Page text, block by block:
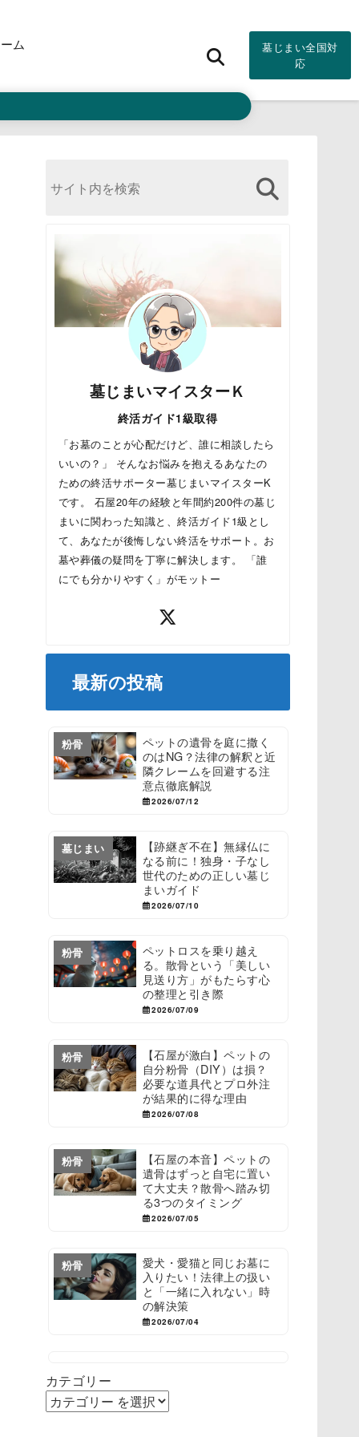
ム
墓じまい全国対
応
墓じまいマイスターＫ
終活ガイド1級取得
「お墓のことが心配だけど、誰に相談したら
いいの？」 そんなお悩みを抱えるあなたの
ための終活サポーター墓じまいマイスターK
です。 石屋20年の経験と年間約200件の墓じ
まいに関わった知識と、終活ガイド1級とし
て、あなたが後悔しない終活をサポート。お
墓や葬儀の疑問を丁寧に解決します。 「誰
にでも分かりやすく」がモットー
最新の投稿
粉骨
ペットの遺骨を庭に撒く
のはNG？法律の解釈と近
隣クレームを回避する注
意点徹底解説
2026/07/12
墓じまい
【跡継ぎ不在】無縁仏に
なる前に！独身・子なし
世代のための正しい墓じ
まいガイド
2026/07/10
粉骨
ペットロスを乗り越え
る。散骨という「美しい
見送り方」がもたらす心
の整理と引き際
2026/07/09
粉骨
【石屋が激白】ペットの
自分粉骨（DIY）は損？
必要な道具代とプロ外注
が結果的に得な理由
2026/07/08
粉骨
【石屋の本音】ペットの
遺骨はずっと自宅に置い
て大丈夫？散骨へ踏み切
る3つのタイミング
2026/07/05
粉骨
愛犬・愛猫と同じお墓に
入りたい！法律上の扱い
と「一緒に入れない」時
の解決策
2026/07/04
カテゴリー